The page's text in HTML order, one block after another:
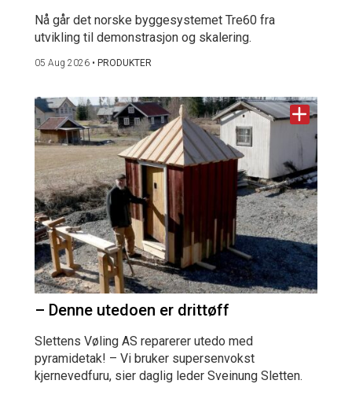
Nå går det norske byggesystemet Tre60 fra
utvikling til demonstrasjon og skalering.
05 Aug 2026 • PRODUKTER
– Denne utedoen er drittøff
Slettens Vøling AS reparerer utedo med
pyramidetak! – Vi bruker supersenvokst
kjernevedfuru, sier daglig leder Sveinung Sletten.